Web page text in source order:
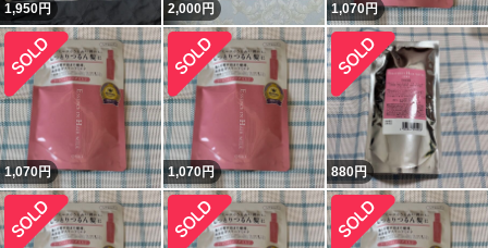
1,950円 2,000円 1,070円
1,070円 1,070円 880円